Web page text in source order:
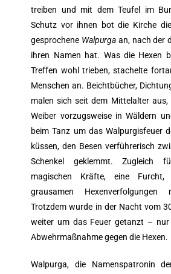
treiben und mit dem Teufel im
Schutz vor ihnen bot die Kirche
gesprochene Walpurgaan, nach der
ihren Namen hat. Was die Hexen
Treffen wohl trieben, stachelte
Menschen an. Beichtbücher,
malen sich seit dem Mittelalter aus,
Weiber vorzugsweise in Wäldern
beim Tanz um das Walpurgisfeuer
küssen, den Besen verführerisch
Schenkel geklemmt. Zugleich
magischen Kräfte, eine
grausamen
Trotzdem wurde in der Nacht vom
weiter um das Feuer getanzt –
Abwehrmaßnahme gegen die Hexen.
Walpurga, die Namenspatronin